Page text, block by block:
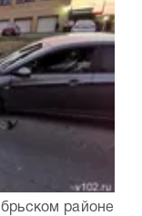
районе